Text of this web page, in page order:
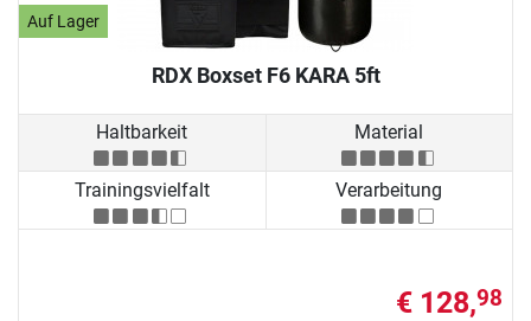
Auf Lager
RDX Boxset F6 KARA 5ft
Haltbarkeit Material
Trainingsvielfalt Verarbeitung
€ 128,98